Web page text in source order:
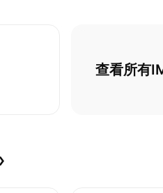
查看所有